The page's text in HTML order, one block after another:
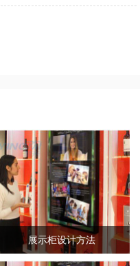
展示柜设计方法